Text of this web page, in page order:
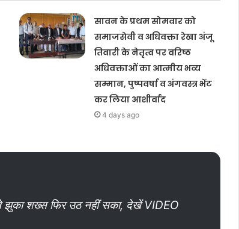
सावन के प्रथम सोमवार को
समाजसेवी व अधिवक्ता रेखा अंजू
तिवारी के नेतृत्व पर वरिष्ठ
अधिवक्ताओं का आत्मीय भव्य
सम्मान, पुष्पवर्षा व अंगवस्त्र भेंट
कर लिया आशीर्वाद
4 days ago
झुका शख्स फिर उठ नहीं सका, देखें VIDEO